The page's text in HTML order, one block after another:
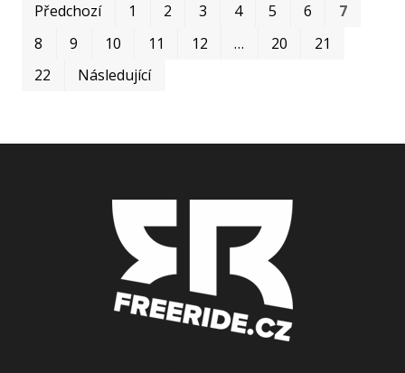
Předchozí 1 2 3 4 5 6
7
8
9 10 11 12 … 20
21
22
Následující